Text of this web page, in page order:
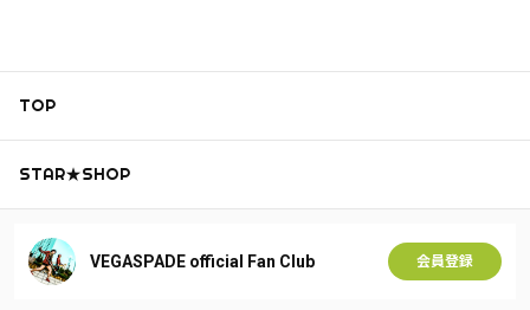
TOP
STAR★SHOP
VEGASPADE official Fan Club 会員登録